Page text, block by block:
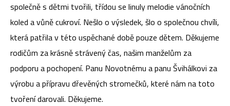
společně s dětmi tvořili, třídou se linuly melodie vánočních
koled a vůně cukroví. Nešlo o výsledek, šlo o společnou chvíli,
která patřila v této uspěchané době pouze dětem. Děkujeme
rodičům za krásně strávený čas, našim manželům za
podporu a pochopení. Panu Novotnému a panu Švihálkovi za
výrobu a přípravu dřevěných stromečků, které nám na toto
tvoření darovali. Děkujeme.